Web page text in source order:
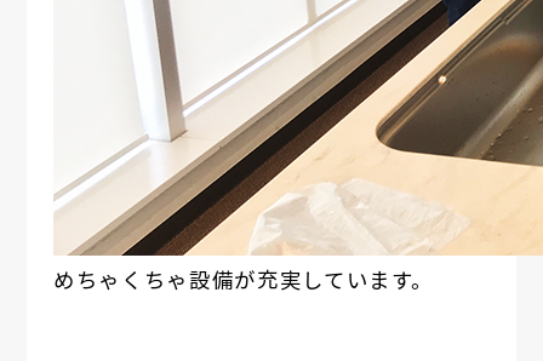
めちゃくちゃ設備が充実しています。